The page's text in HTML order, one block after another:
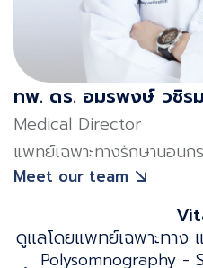
ทพ. ดร. อมรพงษ์ วชิร
Medical Director
แพทย์เฉพาะทางรักษานอนก
Meet our team
ดูแลโดยแพทย์เฉพาะทาง
Polysomnography -